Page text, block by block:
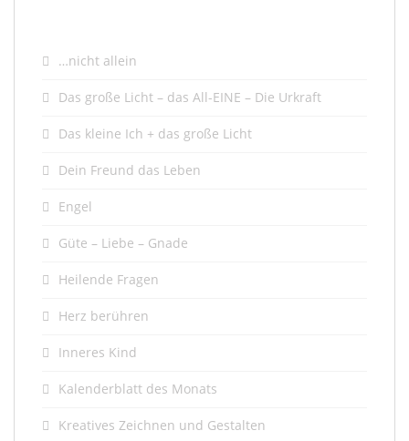
…nicht allein
Das große Licht – das All-EINE – Die Urkraft
Das kleine Ich + das große Licht
Dein Freund das Leben
Engel
Güte – Liebe – Gnade
Heilende Fragen
Herz berühren
Inneres Kind
Kalenderblatt des Monats
Kreatives Zeichnen und Gestalten